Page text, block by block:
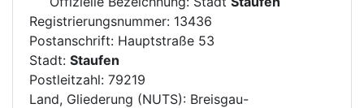
Registrierungsnummer: 13436
Postanschrift: Hauptstraße 53
Stadt: Staufen
Postleitzahl: 79219
Land, Gliederung (NUTS): Breisgau-